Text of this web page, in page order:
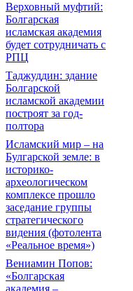
Верховный муфтий:
Болгарская
исламская академия
будет сотрудничать с
РПЦ
Таджуддин: здание
Болгарской
исламской академии
построят за год-
полтора
Исламский мир – на
Булгарской земле: в
историко-
археологическом
комплексе прошло
заседание группы
стратегического
видения (фотолента
«Реальное время»)
Вениамин Попов:
«Болгарская
академия –